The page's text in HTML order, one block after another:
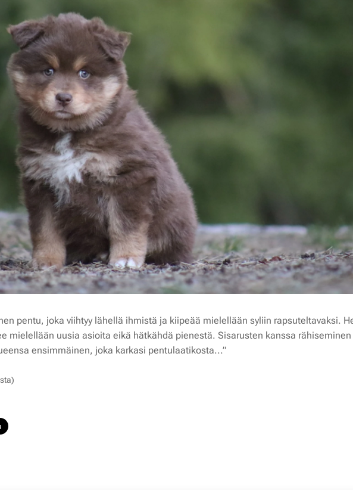
pentu, joka viihtyy lähellä ihmistä ja kiipeää mielellään syliin rapsuteltavaksi.
mielellään uusia asioita eikä hätkähdä pienestä. Sisarusten kanssa rähiseminen
ensimmäinen, joka karkasi pentulaatikosta...”